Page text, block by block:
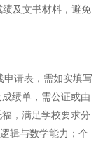
及文书材料，避免
申请表，需如实填写
绩单，需公证或由
，满足学校要求分
辑与数学能力；个